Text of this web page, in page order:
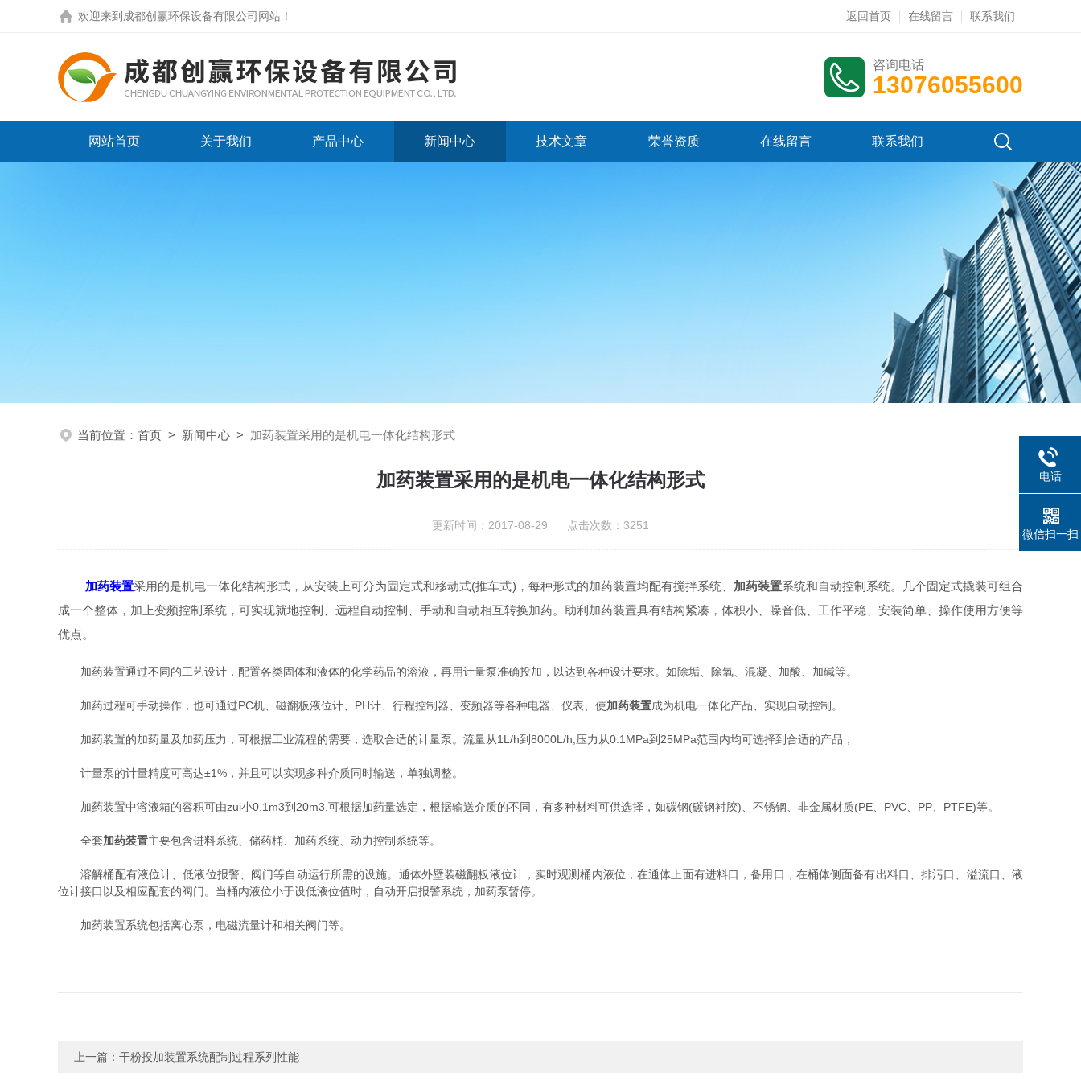
欢迎来到 成都创赢环保设备有限公司网站 ！ 返回首页 在线留言 联系我们
咨询电话
13076055600
网站首页 关于我们 产品中心 新闻中心 技术文章 荣誉资质 在线留言 联系我们
当前位置： 首页 > 新闻中心 > 加药装置采用的是机电一体化结构形式
加药装置采用的是机电一体化结构形式
更新时间：2017-08-29 点击次数：3251
加药装置采用的是机电一体化结构形式，从安装上可分为固定式和移动式(推车式)，每种形式的加药装置均配有搅拌系统、 加药装置系统和自动控制系统。几个固定式撬装可组合
成一个整体，加上变频控制系统，可实现就地控制、远程自动控制、手动和自动相互转换加药。助利加药装置具有结构紧凑，体积小、噪音低、工作平稳、安装简单、操作使用方便等
优点。
加药装置通过不同的工艺设计，配置各类固体和液体的化学药品的溶液，再用计量泵准确投加，以达到各种设计要求。如除垢、除氧、混凝、加酸、加碱等。
加药过程可手动操作，也可通过PC机、磁翻板液位计、PH计、行程控制器、变频器等各种电器、仪表、使加药装置成为机电一体化产品、实现自动控制。
加药装置的加药量及加药压力，可根据工业流程的需要，选取合适的计量泵。流量从1L/h到8000L/h,压力从0.1MPa到25MPa范围内均可选择到合适的产品，
计量泵的计量精度可高达±1%，并且可以实现多种介质同时输送，单独调整。
加药装置中溶液箱的容积可由zui小0.1m3到20m3,可根据加药量选定，根据输送介质的不同，有多种材料可供选择，如碳钢(碳钢衬胶)、不锈钢、非金属材质(PE、PVC、PP、PTFE)等。
全套加药装置主要包含进料系统、储药桶、加药系统、动力控制系统等。
溶解桶配有液位计、低液位报警、阀门等自动运行所需的设施。通体外壁装磁翻板液位计，实时观测桶内液位，在通体上面有进料口，备用口，在桶体侧面备有出料口、排污口、溢流口、液
位计接口以及相应配套的阀门。当桶内液位小于设低液位值时，自动开启报警系统，加药泵暂停。
加药装置系统包括离心泵，电磁流量计和相关阀门等。
上一篇： 干粉投加装置系统配制过程系列性能
电话
微信扫一扫